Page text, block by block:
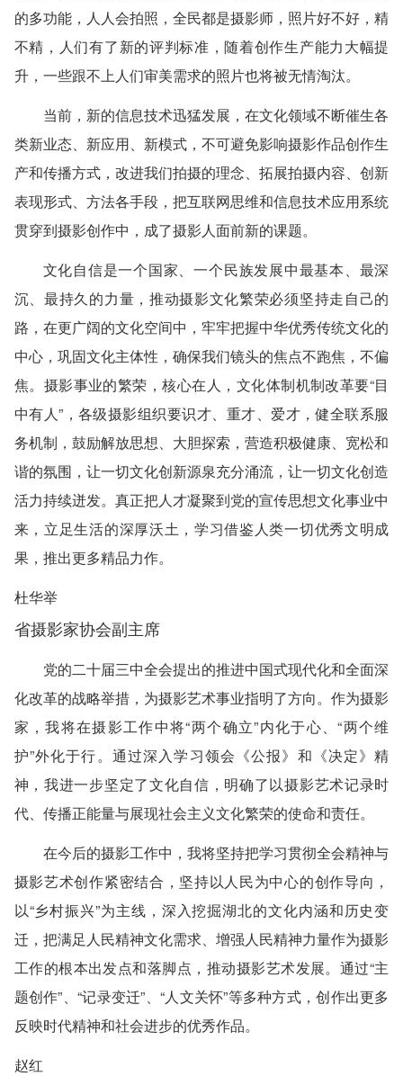
的多功能，人人会拍照，全民都是摄影师，照片好不好，精
不精，人们有了新的评判标准，随着创作生产能力大幅提
升，一些跟不上人们审美需求的照片也将被无情淘汰。
当前，新的信息技术迅猛发展，在文化领域不断催生各
类新业态、新应用、新模式，不可避免影响摄影作品创作生
产和传播方式，改进我们拍摄的理念、拓展拍摄内容、创新
表现形式、方法各手段，把互联网思维和信息技术应用系统
贯穿到摄影创作中，成了摄影人面前新的课题。
文化自信是一个国家、一个民族发展中最基本、最深
沉、最持久的力量，推动摄影文化繁荣必须坚持走自己的
路，在更广阔的文化空间中，牢牢把握中华优秀传统文化的
中心，巩固文化主体性，确保我们镜头的焦点不跑焦，不偏
焦。摄影事业的繁荣，核心在人，文化体制机制改革要“目
中有人”，各级摄影组织要识才、重才、爱才，健全联系服
务机制，鼓励解放思想、大胆探索，营造积极健康、宽松和
谐的氛围，让一切文化创新源泉充分涌流，让一切文化创造
活力持续迸发。真正把人才凝聚到党的宣传思想文化事业中
来，立足生活的深厚沃土，学习借鉴人类一切优秀文明成
果，推出更多精品力作。
杜华举
省摄影家协会副主席
党的二十届三中全会提出的推进中国式现代化和全面深
化改革的战略举措，为摄影艺术事业指明了方向。作为摄影
家，我将在摄影工作中将“两个确立”内化于心、“两个维
护”外化于行。通过深入学习领会《公报》和《决定》精
神，我进一步坚定了文化自信，明确了以摄影艺术记录时
代、传播正能量与展现社会主义文化繁荣的使命和责任。
在今后的摄影工作中，我将坚持把学习贯彻全会精神与
摄影艺术创作紧密结合，坚持以人民为中心的创作导向，
以“乡村振兴”为主线，深入挖掘湖北的文化内涵和历史变
迁，把满足人民精神文化需求、增强人民精神力量作为摄影
工作的根本出发点和落脚点，推动摄影艺术发展。通过“主
题创作”、“记录变迁”、“人文关怀”等多种方式，创作出更多
反映时代精神和社会进步的优秀作品。
赵红